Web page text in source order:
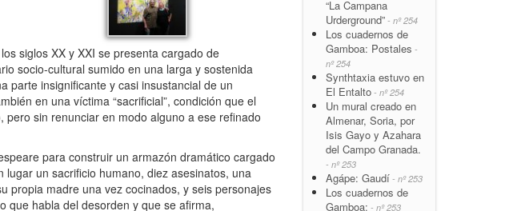
siglos XX y XXI se presenta cargado de
socio-cultural sumido en una larga y sostenida
parte insignificante y casi insustancial de un
en una víctima “sacrificial”, condición que el
sin renunciar en modo alguno a ese refinado
para construir un armazón dramático cargado
un sacrificio humano, diez asesinatos, una
propia madre una vez cocinados, y seis personajes
que habla del desorden y que se afirma,
“La Campana
Urderground” - nº 254
Los cuadernos de
Gamboa: Postales -
nº 254
Synthtaxia estuvo en
El Entalto - nº 254
Un mural creado en
Almenar, Soria, por
Isis Gayo y Azahara
del Campo Granada.
- nº 253
Agápe: Gaudí - nº 253
Los cuadernos de
Gamboa: - nº 253